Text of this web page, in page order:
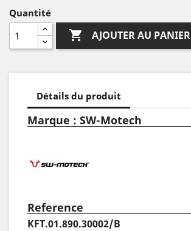
Quantité
 AJOUTER AU PANIER
Détails du produit
Marque : SW-Motech
Reference
KFT.01.890.30002/B